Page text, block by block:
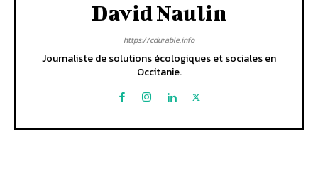
David Naulin
https://cdurable.info
Journaliste de solutions écologiques et sociales en
Occitanie.